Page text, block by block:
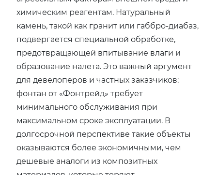
химическим реагентам. Натуральный
камень, такой как гранит или габбро-диабаз,
подвергается специальной обработке,
предотвращающей впитывание влаги и
образование налета. Это важный аргумент
для девелоперов и частных заказчиков:
фонтан от «Фонтрейд» требует
минимального обслуживания при
максимальном сроке эксплуатации. В
долгосрочной перспективе такие объекты
оказываются более экономичными, чем
дешевые аналоги из композитных